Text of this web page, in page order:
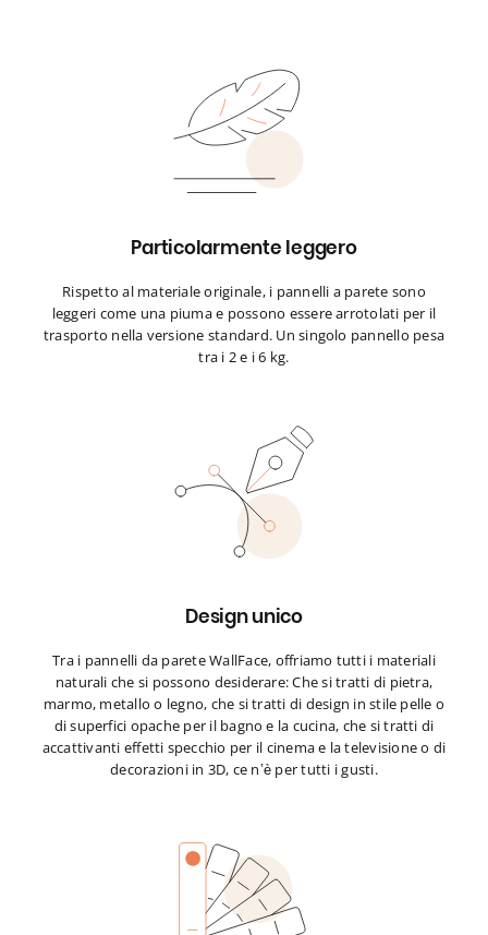
Particolarmente leggero
Rispetto al materiale originale, i pannelli a parete sono
leggeri come una piuma e possono essere arrotolati per il
trasporto nella versione standard. Un singolo pannello pesa
tra i 2 e i 6 kg.
Design unico
Tra i pannelli da parete WallFace, offriamo tutti i materiali
naturali che si possono desiderare: Che si tratti di pietra,
marmo, metallo o legno, che si tratti di design in stile pelle o
di superfici opache per il bagno e la cucina, che si tratti di
accattivanti effetti specchio per il cinema e la televisione o di
decorazioni in 3D, ce n’è per tutti i gusti.